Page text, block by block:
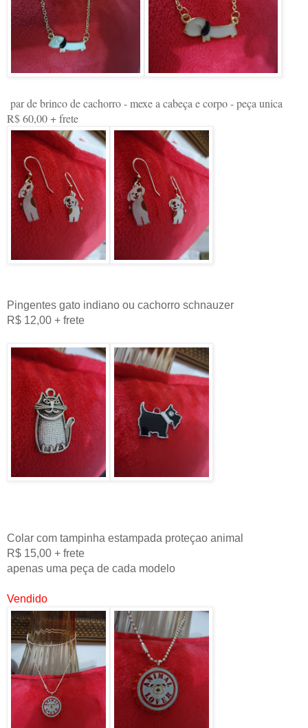
par de brinco de cachorro - mexe a cabeça e corpo - peça unica
R$ 60,00 + frete
Pingentes gato indiano ou cachorro schnauzer
R$ 12,00 + frete
Colar com tampinha estampada proteçao animal
R$ 15,00 + frete
apenas uma peça de cada modelo
Vendido